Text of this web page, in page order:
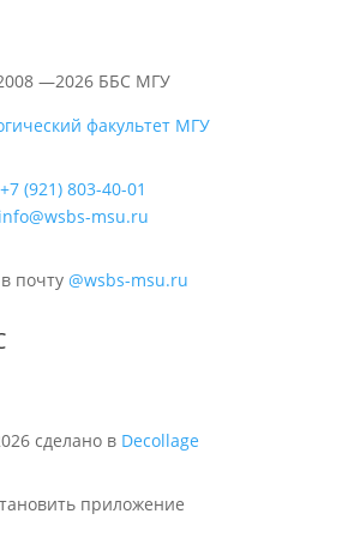
—2026 ББС МГУ
+7 (921) 803-40-01
info@wsbs-msu.ru
почту @wsbs-msu.ru
сделано в Decollage